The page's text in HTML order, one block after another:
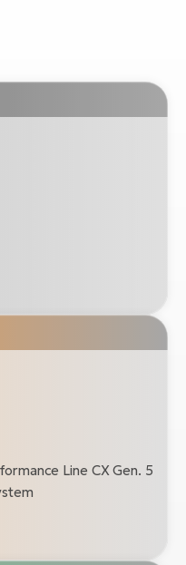
Line CX Gen. 5